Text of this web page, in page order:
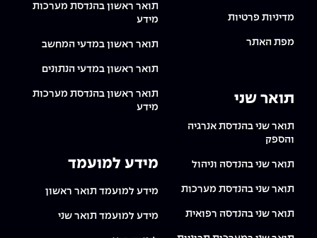
מדיניות פרטיות
מפת האתר
תואר שני
תואר שני בהנדסת אנרגיה
והספק
תואר שני בהנדסה וניהול
תואר שני בהנדסת מערכות
תואר שני בהנדסה רפואית
תואר ראשון בהנדסת מערכות
מידע
תואר ראשון במדעי המחשב
תואר ראשון במדעי הנתונים
תואר ראשון בהנדסת מערכות
מידע
מידע למועמד
מידע למועמד תואר ראשון
מידע למועמד תואר שני